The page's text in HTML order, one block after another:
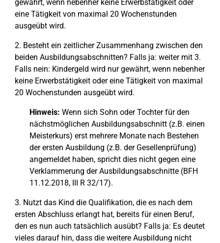
gewährt, wenn nebenher keine Erwerbstätigkeit oder
eine Tätigkeit von maximal 20 Wochenstunden
ausgeübt wird.
2. Besteht ein zeitlicher Zusammenhang zwischen den
beiden Ausbildungsabschnitten? Falls ja: weiter mit 3.
Falls nein: Kindergeld wird nur gewährt, wenn nebenher
keine Erwerbstätigkeit oder eine Tätigkeit von maximal
20 Wochenstunden ausgeübt wird.
Hinweis: Wenn sich Sohn oder Tochter für den
nächstmöglichen Ausbildungsabschnitt (z.B. einen
Meisterkurs) erst mehrere Monate nach Bestehen
der ersten Ausbildung (z.B. der Gesellenprüfung)
angemeldet haben, spricht dies nicht gegen eine
Verklammerung der Ausbildungsabschnitte (BFH
11.12.2018, III R 32/17).
3. Nutzt das Kind die Qualifikation, die es nach dem
ersten Abschluss erlangt hat, bereits für einen Beruf,
den es nun auch tatsächlich ausübt? Falls ja: Es deutet
vieles darauf hin, dass die weitere Ausbildung nicht